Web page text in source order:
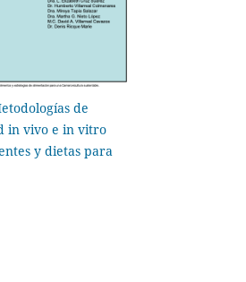
de
in vivo e in vitro
y dietas para